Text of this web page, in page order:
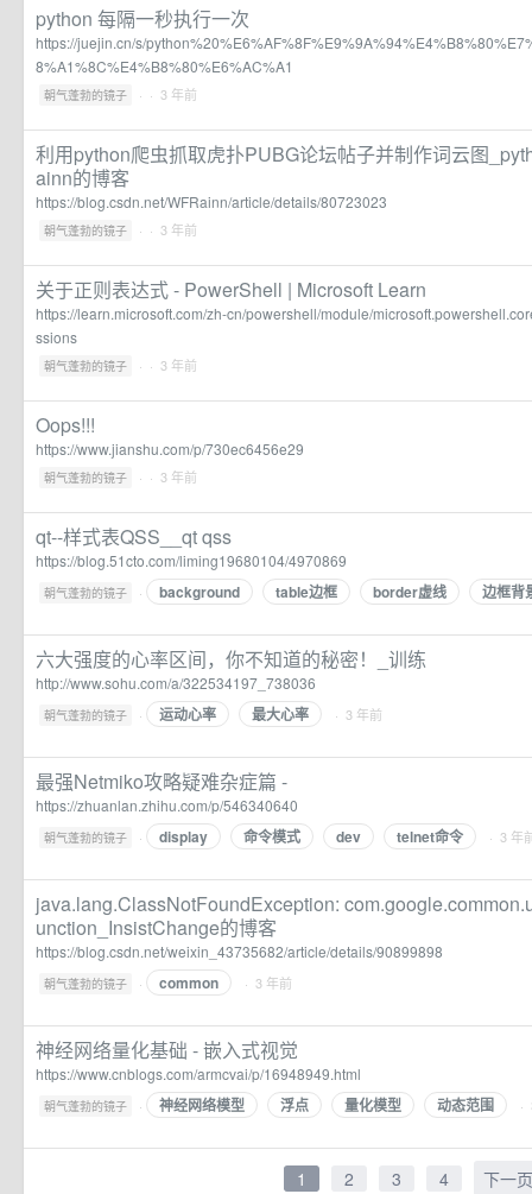
python 每隔一秒执行一次
https://juejin.cn/s/
8%A1%8C%E4%B8%80%E6%AC%A1
朝气蓬勃的镜子 · · 3 年前
利用python爬虫抓取虎扑PUBG论坛帖子并制作词云图
ainn的博客
https://blog.csdn.net/WFRainn/article/details/80723023
朝气蓬勃的镜子 · · 3 年前
关于正则表达式 - PowerShell | Microsoft Learn
https://learn.microsoft.com/zh-cn/powershell/module/
ssions
朝气蓬勃的镜子 · · 3 年前
Oops!!!
https://www.jianshu.com/p/730ec6456e29
朝气蓬勃的镜子 · · 3 年前
qt--样式表QSS__qt qss
https://blog.51cto.com/liming19680104/4970869
朝气蓬勃的镜子 · background table边框 border虚线 边框背
六大强度的心率区间，你不知道的秘密！_训练
http://www.sohu.com/a/322534197_738036
朝气蓬勃的镜子 · 运动心率 最大心率 · 3 年前
最强Netmiko攻略疑难杂症篇 -
https://zhuanlan.zhihu.com/p/546340640
朝气蓬勃的镜子 · display 命令模式 dev telnet命令 · 3 年
java.lang.ClassNotFoundException:
unction_InsistChange的博客
https://blog.csdn.net/weixin_43735682/article/details/90899898
朝气蓬勃的镜子 · common · 3 年前
神经网络量化基础 - 嵌入式视觉
https://www.cnblogs.com/armcvai/p/16948949.html
朝气蓬勃的镜子 · 神经网络模型 浮点 量化模型 动态范围 ·
1 2 3 4 下一页